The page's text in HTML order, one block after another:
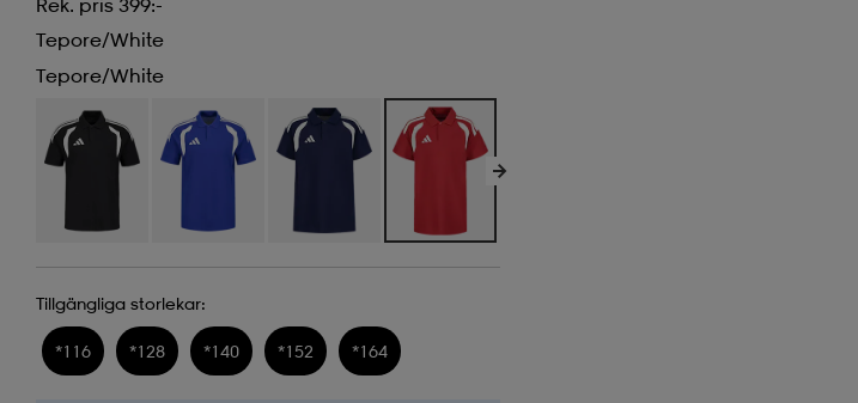
Rek. pris 399:-
Tepore/white
Tepore/white
Tillgängliga storlekar:
*116 *128 *140 *152 *164